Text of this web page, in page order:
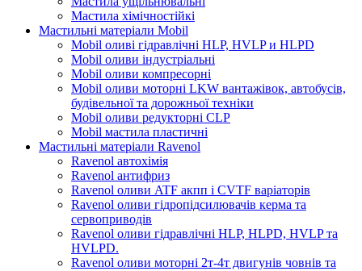
Мастила хімічностійкі
Мастильні матеріали Mobil
Mobil оливі гідравлічні HLP, HVLP и HLPD
Mobil оливи індустріальні
Mobil оливи компресорні
Mobil оливи моторні LKW вантажівок, автобусів,
будівельної та дорожньої техніки
Mobil оливи редукторні CLP
Mobil мастила пластичні
Мастильні матеріали Ravenol
Ravenol автохімія
Ravenol антифриз
Ravenol оливи ATF акпп і CVTF варіаторів
Ravenol оливи гідропідсилювачів керма та
сервоприводів
Ravenol оливи гідравлічні HLP, HLPD, HVLP та
HVLPD.
Ravenol оливи моторні 2т-4т двигунів човнів та